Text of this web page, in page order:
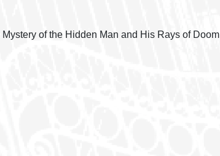
of the Hidden Man and His Rays of Doom